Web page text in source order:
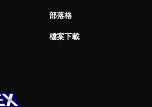
部落格
檔案下載